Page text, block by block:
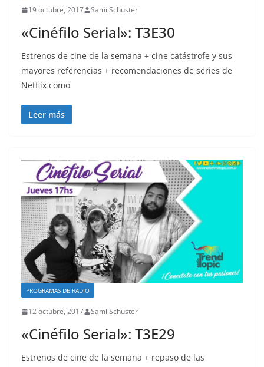
19 octubre, 2017 Sami Schuster
«Cinéfilo Serial»: T3E30
Estrenos de cine de la semana + cine catástrofe y sus
mayores referencias + recomendaciones de series de
Netflix como
Leer más
PROGRAMAS DE RADIO
12 octubre, 2017 Sami Schuster
«Cinéfilo Serial»: T3E29
Estrenos de cine de la semana + repaso de las